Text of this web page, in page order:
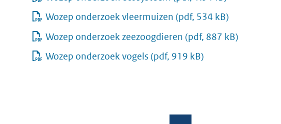
Wozep onderzoek vleermuizen (pdf, 534 kB)
Wozep onderzoek zeezoogdieren (pdf, 887 kB)
Wozep onderzoek vogels (pdf, 919 kB)